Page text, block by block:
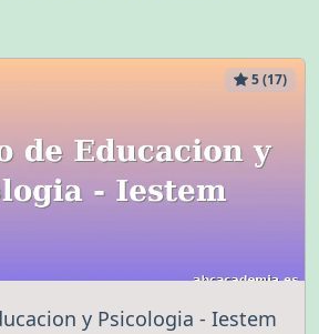
5 (17)
y Psicologia - Iestem